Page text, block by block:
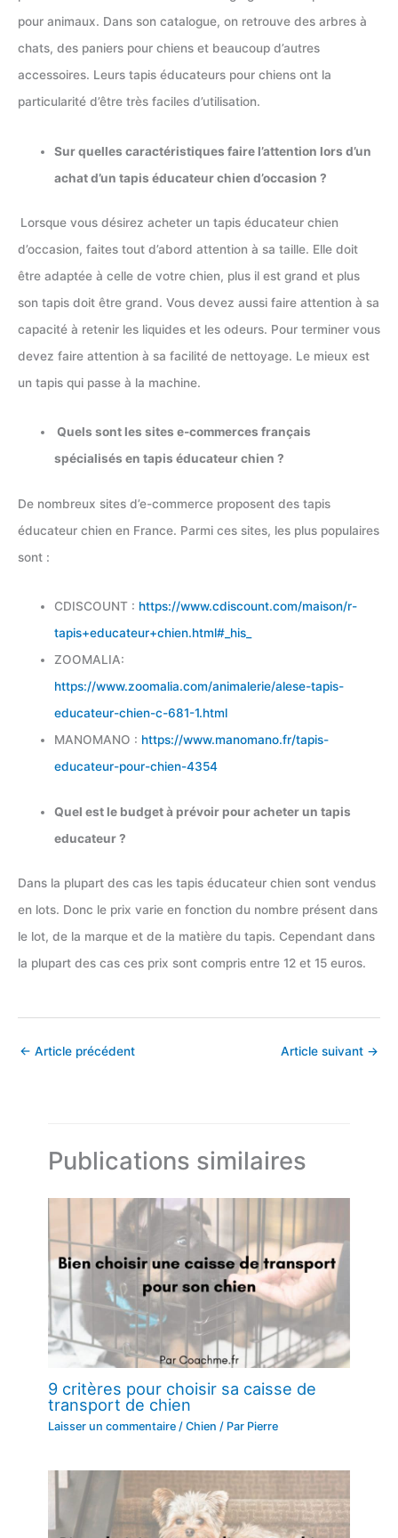
pour animaux. Dans son catalogue, on retrouve des arbres à
chats, des paniers pour chiens et beaucoup d’autres
accessoires. Leurs tapis éducateurs pour chiens ont la
particularité d’être très faciles d’utilisation.
Sur quelles caractéristiques faire l’attention lors d’un
achat d’un tapis éducateur chien d’occasion ?
Lorsque vous désirez acheter un tapis éducateur chien
d’occasion, faites tout d’abord attention à sa taille. Elle doit
être adaptée à celle de votre chien, plus il est grand et plus
son tapis doit être grand. Vous devez aussi faire attention à sa
capacité à retenir les liquides et les odeurs. Pour terminer vous
devez faire attention à sa facilité de nettoyage. Le mieux est
un tapis qui passe à la machine.
Quels sont les sites e-commerces français
spécialisés en tapis éducateur chien ?
De nombreux sites d’e-commerce proposent des tapis
éducateur chien en France. Parmi ces sites, les plus populaires
sont :
CDISCOUNT : https://www.cdiscount.com/maison/r-
tapis+educateur+chien.html#_his_
ZOOMALIA:
https://www.zoomalia.com/animalerie/alese-tapis-
educateur-chien-c-681-1.html
MANOMANO : https://www.manomano.fr/tapis-
educateur-pour-chien-4354
Quel est le budget à prévoir pour acheter un tapis
educateur ?
Dans la plupart des cas les tapis éducateur chien sont vendus
en lots. Donc le prix varie en fonction du nombre présent dans
le lot, de la marque et de la matière du tapis. Cependant dans
la plupart des cas ces prix sont compris entre 12 et 15 euros.
← Article précédent Article suivant →
Publications similaires
9 critères pour choisir sa caisse de
transport de chien
Laisser un commentaire /Chien / Par Pierre